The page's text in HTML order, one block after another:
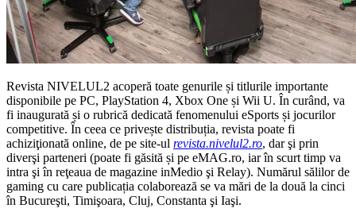
Revista NIVELUL2 acoperă toate genurile și titlurile importante
disponibile pe PC, PlayStation 4, Xbox One și Wii U. În curând, va
fi inaugurată și o rubrică dedicată fenomenului eSports și jocurilor
competitive. În ceea ce privește distribuția, revista poate fi
achiziţionată online, de pe site-ul revista.nivelul2.ro, dar şi prin
diverşi parteneri (poate fi găsită și pe eMAG.ro, iar în scurt timp va
intra şi în reţeaua de magazine inMedio şi Relay). Numărul sălilor de
gaming cu care publicația colaborează se va mări de la două la cinci
în Bucureşti, Timişoara, Cluj, Constanta şi Iaşi.